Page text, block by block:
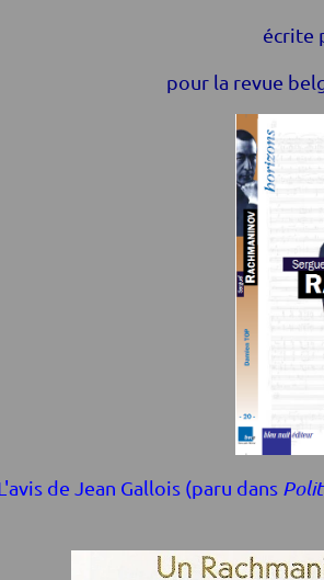
écrite
pour la revue
de Jean Gallois (paru dans